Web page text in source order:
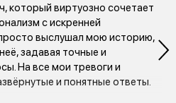
который виртуозно сочетает
с искренней
выслушал мою историю,
задавая точные и
На все мои тревоги и
и понятные ответы.